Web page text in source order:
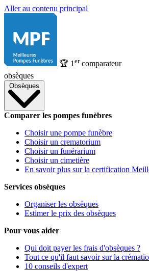
Aller au contenu principal
🏆 1 ercomparateur
obsèques
Obsèques
Comparer les pompes funèbres
Choisir une pompe funèbre
Choisir un crematorium
Choisir un funérarium
Choisir un cimetière
En savoir plus sur la certification
Services obsèques
Organiser les obsèques
Estimer le prix des obsèques
Pour vous aider
Qui doit payer les frais d'obsèques ?
Tout ce qu'il faut savoir sur la
10 conseils d'expert